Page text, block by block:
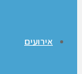
אירועים